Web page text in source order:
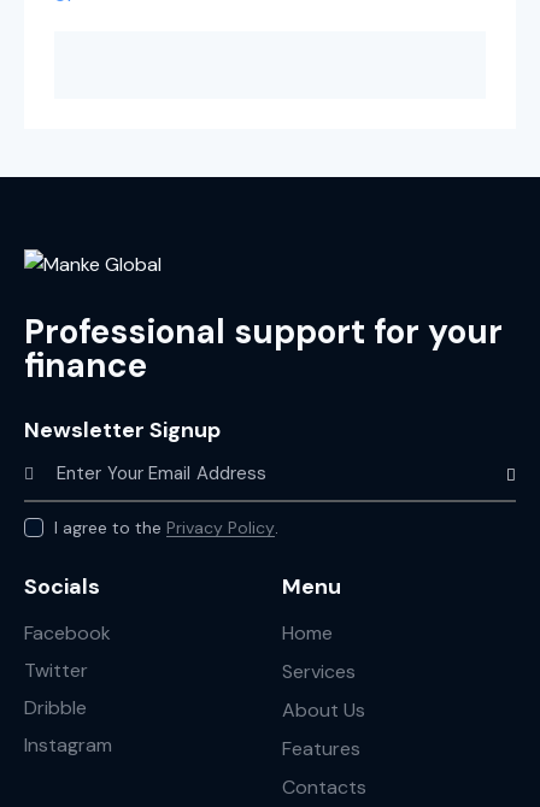
Professional support for your
finance
Newsletter Signup
I agree to the Privacy Policy.
Socials
Facebook
Twitter
Dribble
Instagram
Menu
Home
Services
About Us
Features
Contacts